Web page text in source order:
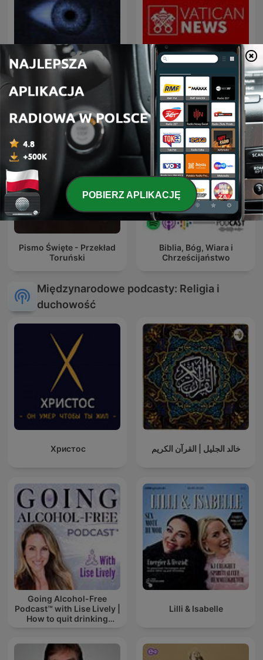
Mowia Swiadkowie Radio Watykańskie
Pismo Święte - Przekład
Toruński
Biblia, Bóg, Wiara i
Chrześcijaństwo
Międzynarodowe podcasty: Religia i
duchowość
Христос خالد الجليل | القرآن الكريم
Going Alcohol-Free
Podcast™ with Lise Lively |
How to quit drinking
Lilli & Isabelle
POBIERZ APLIKACJĘ